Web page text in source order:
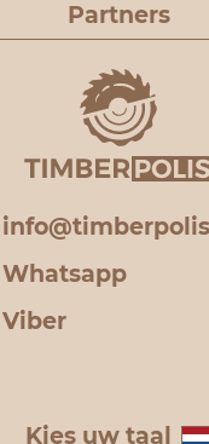
Partners
Whatsapp
Viber
Kies uw taal